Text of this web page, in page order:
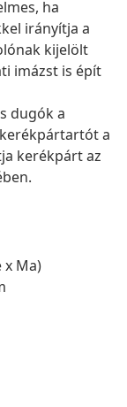
ha
irányítja a
kijelölt
imázst is épít
dugók a
a
kerékpárt az
x Ma)